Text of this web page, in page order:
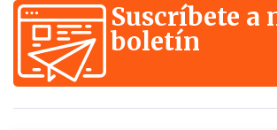
Suscríbete a
boletín